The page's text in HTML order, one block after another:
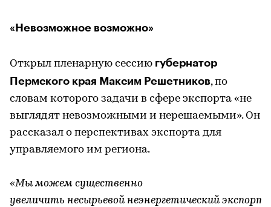
«Невозможное возможно»
Открыл пленарную сессию губернатор
Пермского края Максим Решетников, по
словам которого задачи в сфере экспорта «не
выглядят невозможными и нерешаемыми». Он
рассказал о перспективах экспорта для
управляемого им региона.
«Мы можем существенно
увеличить несырьевой неэнергетический экспорт.